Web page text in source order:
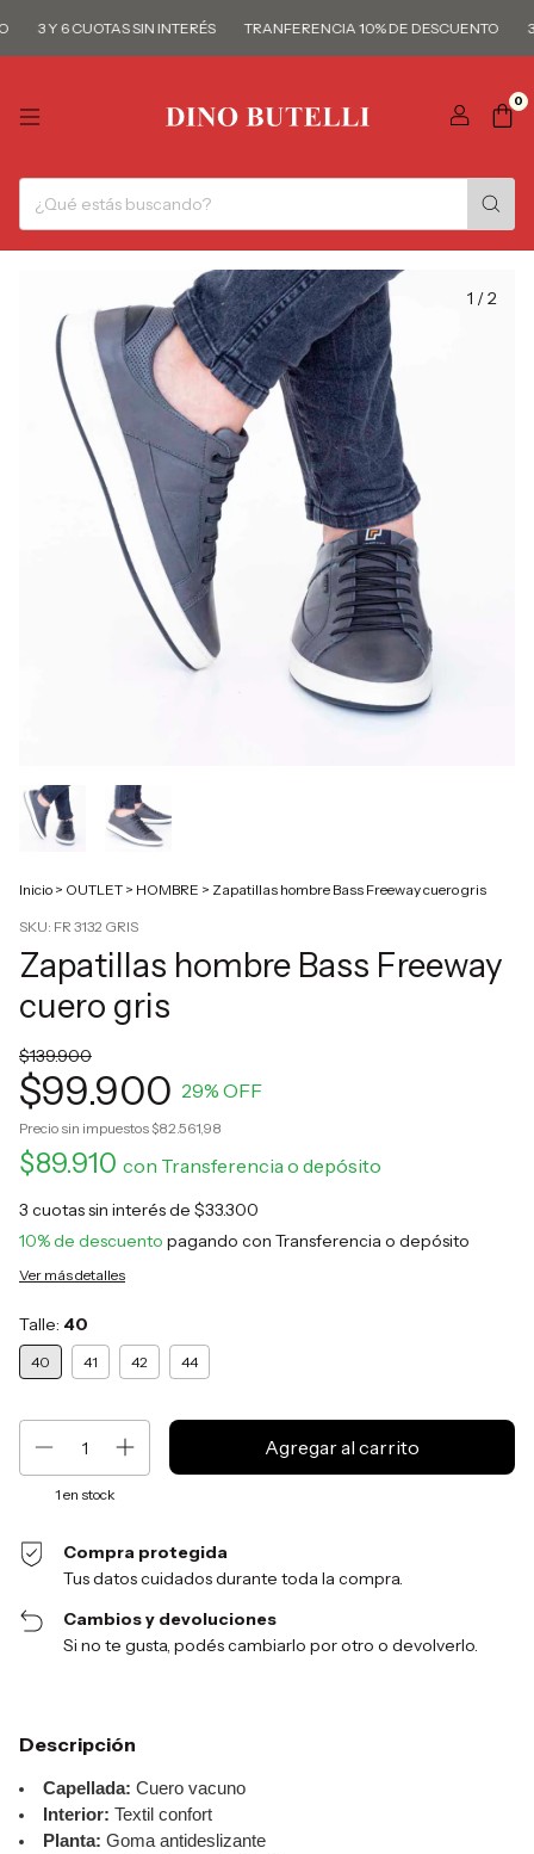
3 Y 6 CUOTAS SIN INTERÉS TRANFERENCIA 10% DE DESCUENTO 3
0
1 /2
Inicio > OUTLET > HOMBRE > Zapatillas hombre Bass Freeway cuero gris
SKU: FR 3132 GRIS
Zapatillas hombre Bass Freeway
cuero gris
$139.900
$99.900 29% OFF
Precio sin impuestos$82.561,98
$89.910 con Transferencia o depósito
3 cuotas sin interés de $33.300
10% de descuento pagando con Transferencia o depósito
Ver más detalles
Talle: 40
40 41 42 44
1 en stock
Compra protegida
Tus datos cuidados durante toda la compra.
Cambios y devoluciones
Si no te gusta, podés cambiarlo por otro o devolverlo.
Descripción
Capellada: Cuero vacuno
Interior: Textil confort
Planta: Goma antideslizante